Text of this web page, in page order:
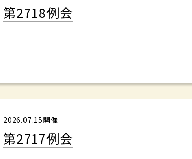
第2718例会
2026.07.15開催
第2717例会